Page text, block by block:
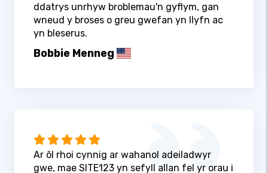
ddatrys unrhyw broblemau'n gyflym, gan
wneud y broses o greu gwefan yn llyfn ac
yn bleserus.
Bobbie Menneg
Ar ôl rhoi cynnig ar wahanol adeiladwyr
gwe, mae SITE123 yn sefyll allan fel yr orau i